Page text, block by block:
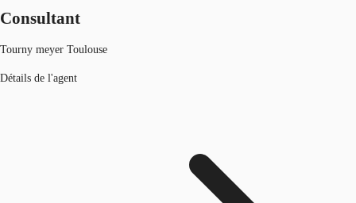
Consultant
Tourny meyer Toulouse
Détails de l'agent